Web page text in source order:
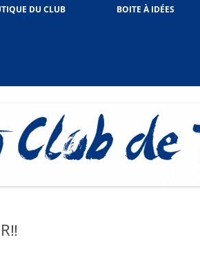
& JEUNES
DU CLUB BOITE À IDÉES